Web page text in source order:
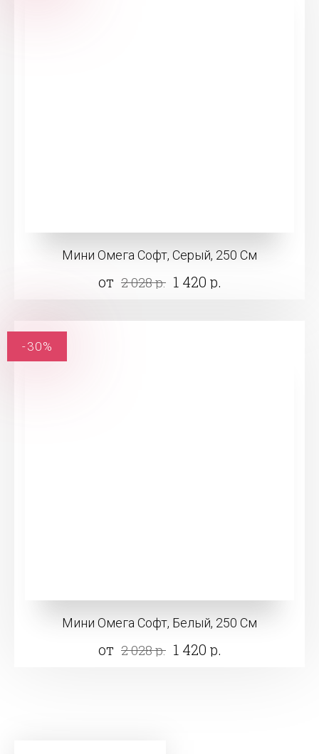
Мини Омега Софт, Серый, 250 См
от 2 028 р. 1 420 р.
Мини Омега Софт, Белый, 250 См
от 2 028 р. 1 420 р.
-30%